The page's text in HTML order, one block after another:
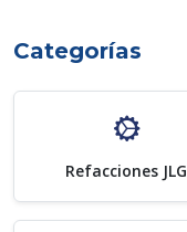
Categorías
Refacciones JLG